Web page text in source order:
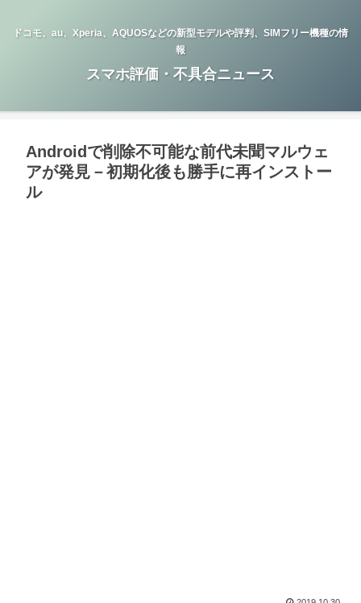
ドコモ、au、Xperia、AQUOSなどの新型モデルや評判、SIMフリー機種の情
報
スマホ評価・不具合ニュース
Androidで削除不可能な前代未聞マルウェ
アが発見－初期化後も勝手に再インストー
ル